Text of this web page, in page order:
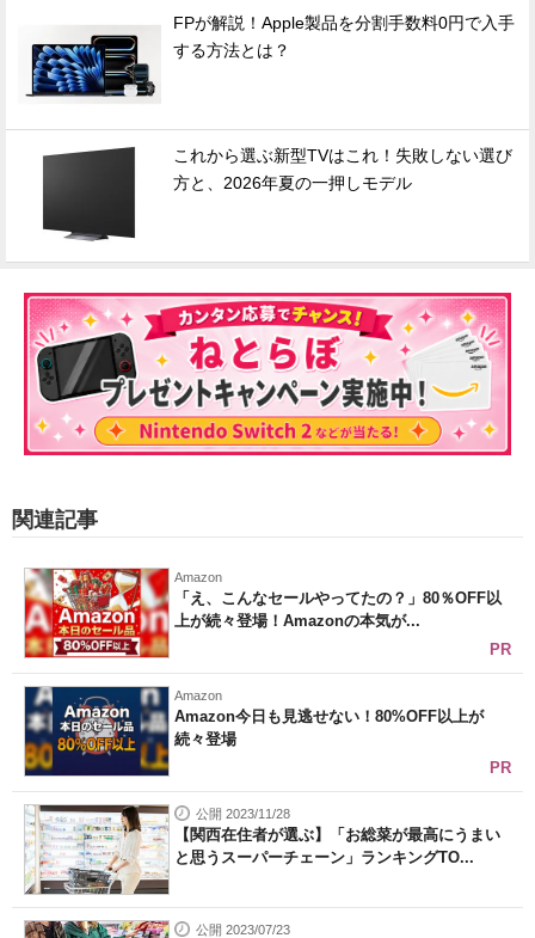
FPが解説！Apple製品を分割手数料0円で入手
する方法とは？
これから選ぶ新型TVはこれ！失敗しない選び
方と、2026年夏の一押しモデル
関連記事
Amazon
「え、こんなセールやってたの？」80％OFF以
上が続々登場！Amazonの本気が...
PR
Amazon
Amazon今日も見逃せない！80%OFF以上が
続々登場
PR
公開 2023/11/28
【関西在住者が選ぶ】「お総菜が最高にうまい
と思うスーパーチェーン」ランキングTO...
公開 2023/07/23